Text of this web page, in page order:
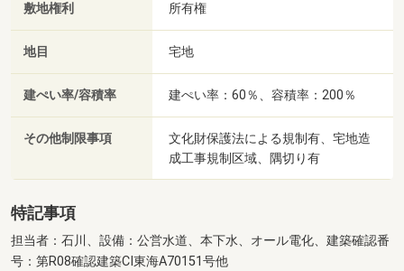
敷地権利 所有権
地目 宅地
建ぺい率/容積率 建ぺい率：60％、容積率：200％
その他制限事項
文化財保護法による規制有、宅地造
成工事規制区域、隅切り有
特記事項
担当者：石川、設備：公営水道、本下水、オール電化、建築確認番
号：第R08確認建築CI東海A70151号他